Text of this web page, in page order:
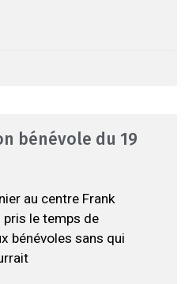
bénévole du 19
au centre Frank
pris le temps de
bénévoles sans qui